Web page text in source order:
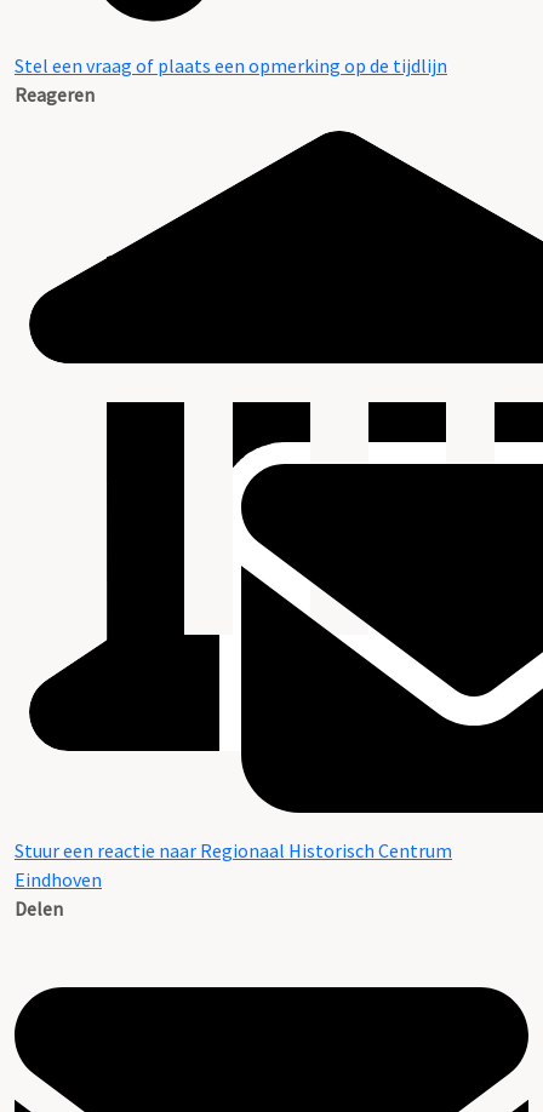
Stel een vraag of plaats een opmerking op de tijdlijn
Reageren
Stuur een reactie naar Regionaal Historisch Centrum
Eindhoven
Delen